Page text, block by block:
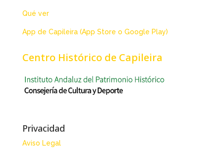
Qué ver
App de Capileira (App Store o Google Play)
Centro Histórico de Capileira
Privacidad
Aviso Legal